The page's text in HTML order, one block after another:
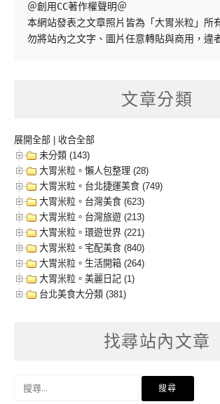
＠創用CC著作權聲明＠
本網站發表之文章照片皆為「大胃米粒」所
勿將站內之文字、圖片任意轉貼與商用，違
文章分類
展開全部
收合全部
未分類 (143)
大胃米粒。懶人包整理 (28)
大胃米粒。台北捷運美食 (749)
大胃米粒。台灣美食 (623)
大胃米粒。台灣旅遊 (213)
大胃米粒。環遊世界 (221)
大胃米粒。宅配美食 (840)
大胃米粒。生活開箱 (264)
大胃米粒。美麗日記 (1)
台北美食大分類 (381)
找尋站內文章